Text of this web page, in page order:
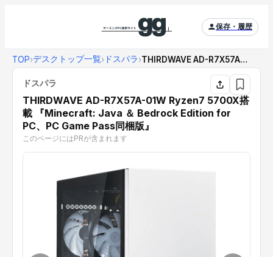
保存・履歴
TOP›デスクトップ一覧› ドスパラ› THIRDWAVE AD-R7X57A-01W R...
ドスパラ
THIRDWAVE AD-R7X57A-01W Ryzen7 5700X搭
載 『Minecraft: Java ＆ Bedrock Edition for
PC、PC Game Pass同梱版』
このページにはPRが含まれます